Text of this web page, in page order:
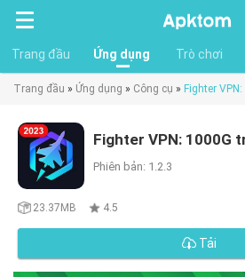
Trang đầu
Ứng dụng Trò chơi
Trang đầu » Ứng dụng » Công cụ » Fighter
Fighter VPN: 1000G
Phiên bản: 1.2.3
23.37MB 4.5
Tải